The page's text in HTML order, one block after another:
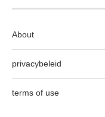
About
privacybeleid
terms of use